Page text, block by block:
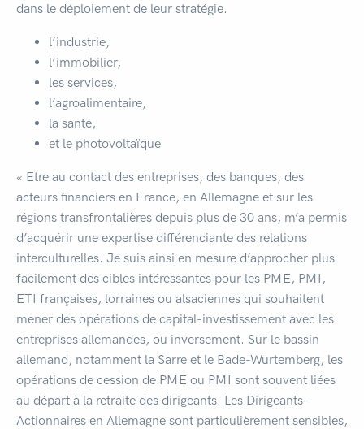
dans le déploiement de leur stratégie.
l’industrie,
l’immobilier,
les services,
l’agroalimentaire,
la santé,
et le photovoltaïque
« Etre au contact des entreprises, des banques, des
acteurs financiers en France, en Allemagne et sur les
régions transfrontalières depuis plus de 30 ans, m’a permis
d’acquérir une expertise différenciante des relations
interculturelles. Je suis ainsi en mesure d’approcher plus
facilement des cibles intéressantes pour les PME, PMI,
ETI françaises, lorraines ou alsaciennes qui souhaitent
mener des opérations de capital-investissement avec les
entreprises allemandes, ou inversement. Sur le bassin
allemand, notamment la Sarre et le Bade-Wurtemberg, les
opérations de cession de PME ou PMI sont souvent liées
au départ à la retraite des dirigeants. Les Dirigeants-
Actionnaires en Allemagne sont particulièrement sensibles,